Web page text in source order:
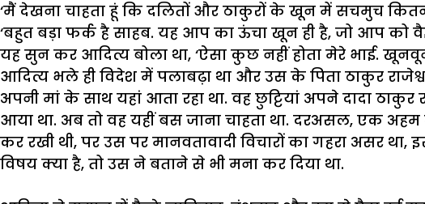
‘मैं देखना चाहता हूं कि दलितों और ठाकुरों के खून में सचमुच
‘बहुत बड़ा फर्क है साहब. यह आप का ऊंचा खून ही है, जो आप को
यह सुन कर आदित्य बोला था, ‘ऐसा कुछ नहीं होता मेरे भाई.
आदित्य भले ही विदेश में पलाबढ़ा था और उस के पिता ठाकुर
अपनी मां के साथ यहां आता रहा था. वह छुट्टियां अपने दादा ठाकुर
आया था. अब तो वह यहीं बस जाना चाहता था. दरअसल, एक अहम
कर रखी थी, पर उस पर मानवतावादी विचारों का गहरा असर था,
विषय क्या है, तो उस ने बताने से भी मना कर दिया था.